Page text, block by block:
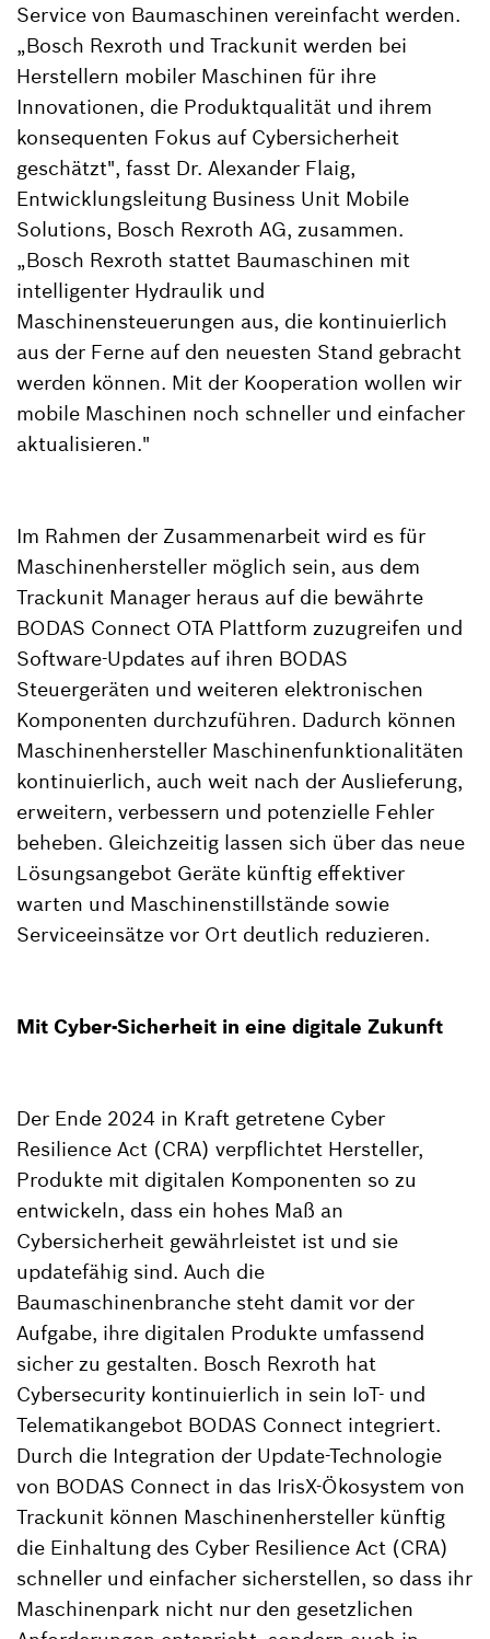
Service von Baumaschinen vereinfacht werden.
„Bosch Rexroth und Trackunit werden bei
Herstellern mobiler Maschinen für ihre
Innovationen, die Produktqualität und ihrem
konsequenten Fokus auf Cybersicherheit
geschätzt", fasst Dr. Alexander Flaig,
Entwicklungsleitung Business Unit Mobile
Solutions, Bosch Rexroth AG, zusammen.
„Bosch Rexroth stattet Baumaschinen mit
intelligenter Hydraulik und
Maschinensteuerungen aus, die kontinuierlich
aus der Ferne auf den neuesten Stand gebracht
werden können. Mit der Kooperation wollen wir
mobile Maschinen noch schneller und einfacher
aktualisieren."
Im Rahmen der Zusammenarbeit wird es für
Maschinenhersteller möglich sein, aus dem
Trackunit Manager heraus auf die bewährte
BODAS Connect OTA Plattform zuzugreifen und
Software-Updates auf ihren BODAS
Steuergeräten und weiteren elektronischen
Komponenten durchzuführen. Dadurch können
Maschinenhersteller Maschinenfunktionalitäten
kontinuierlich, auch weit nach der Auslieferung,
erweitern, verbessern und potenzielle Fehler
beheben. Gleichzeitig lassen sich über das neue
Lösungsangebot Geräte künftig effektiver
warten und Maschinenstillstände sowie
Serviceeinsätze vor Ort deutlich reduzieren.
Mit Cyber-Sicherheit in eine digitale Zukunft
Der Ende 2024 in Kraft getretene Cyber
Resilience Act (CRA) verpflichtet Hersteller,
Produkte mit digitalen Komponenten so zu
entwickeln, dass ein hohes Maß an
Cybersicherheit gewährleistet ist und sie
updatefähig sind. Auch die
Baumaschinenbranche steht damit vor der
Aufgabe, ihre digitalen Produkte umfassend
sicher zu gestalten. Bosch Rexroth hat
Cybersecurity kontinuierlich in sein IoT- und
Telematikangebot BODAS Connect integriert.
Durch die Integration der Update-Technologie
von BODAS Connect in das IrisX-Ökosystem von
Trackunit können Maschinenhersteller künftig
die Einhaltung des Cyber Resilience Act (CRA)
schneller und einfacher sicherstellen, so dass ihr
Maschinenpark nicht nur den gesetzlichen